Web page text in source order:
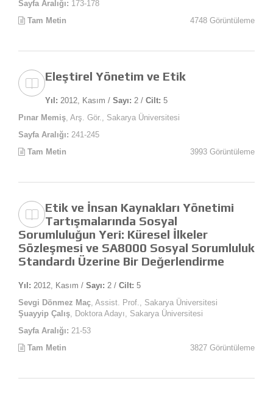
Sayfa Aralığı: 173-178
Tam Metin
4748 Görüntüleme
Eleştirel Yönetim ve Etik
Yıl: 2012, Kasım / Sayı: 2 / Cilt: 5
Pınar Memiş , Arş. Gör., Sakarya Üniversitesi
Sayfa Aralığı: 241-245
Tam Metin
3993 Görüntüleme
Etik ve İnsan Kaynakları Yönetimi
Tartışmalarında Sosyal
Sorumluluğun Yeri: Küresel İlkeler
Sözleşmesi ve SA8000 Sosyal Sorumluluk
Standardı Üzerine Bir Değerlendirme
Yıl: 2012, Kasım / Sayı: 2 / Cilt: 5
Sevgi Dönmez Maç , Assist. Prof., Sakarya Üniversitesi
Şuayyip Çalış , Doktora Adayı, Sakarya Üniversitesi
Sayfa Aralığı: 21-53
Tam Metin
3827 Görüntüleme